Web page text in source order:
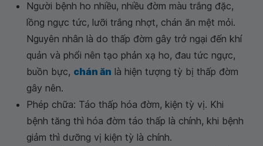
Người bệnh ho nhiều, nhiều đờm màu trắng đặc,
lồng ngực tức, lưỡi trắng nhợt, chán ăn mệt mỏi.
Nguyên nhân là do thấp đờm gây trở ngại đến khí
quản và phổi nên tạo phản xạ ho, đau tức ngực,
buồn bực, chán ăn là hiện tượng tỳ bị thấp đờm
gây nên.
Phép chữa: Táo thấp hóa đờm, kiện tỳ vị. Khi
bệnh tăng thì hóa đờm táo thấp là chính, khi bệnh
giảm thì dưỡng vị kiện tỳ là chính.